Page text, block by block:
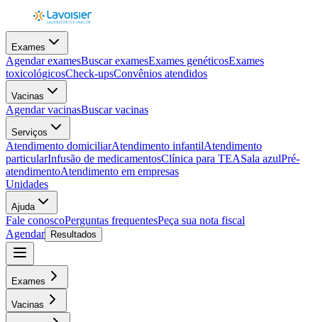
Exames
Agendar examesBuscar examesExames genéticosExames
toxicológicosCheck-upsConvênios atendidos
Vacinas
Agendar vacinasBuscar vacinas
Serviços
Atendimento domiciliarAtendimento infantilAtendimento
particularInfusão de medicamentosClínica para TEASala azulPré-
atendimentoAtendimento em empresas
Unidades
Ajuda
Fale conoscoPerguntas frequentesPeça sua nota fiscal
Agendar
Resultados
Exames
Vacinas